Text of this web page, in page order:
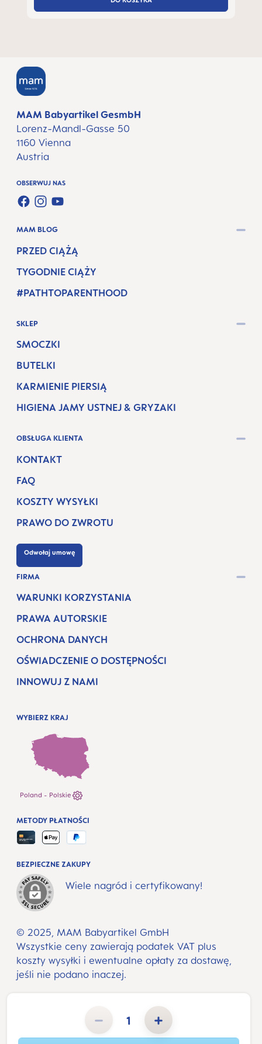
Ilość produktu: Wprowadź żądaną ilość lub użyj przycisków, aby zwiększyć lub zmniejszyć ilość.
MAM Babyartikel GesmbH
Lorenz-Mandl-Gasse 50
1160 Vienna
Austria
OBSERWUJ NAS
FACEBOOK
INSTAGRAM
YOUTUBE
MAM BLOG
PRZED CIĄŻĄ
TYGODNIE CIĄŻY
#PATHTOPARENTHOOD
SKLEP
SMOCZKI
BUTELKI
KARMIENIE PIERSIĄ
HIGIENA JAMY USTNEJ & GRYZAKI
OBSŁUGA KLIENTA
KONTAKT
FAQ
KOSZTY WYSYŁKI
PRAWO DO ZWROTU
Odwołaj umowę
FIRMA
WARUNKI KORZYSTANIA
PRAWA AUTORSKIE
OCHRONA DANYCH
OŚWIADCZENIE O DOSTĘPNOŚCI
INNOWUJ Z NAMI
WYBIERZ KRAJ
Poland - Polskie
© 2025, MAM Babyartikel GmbH
Wszystkie ceny zawierają podatek VAT plus
koszty wysyłki i ewentualne opłaty za dostawę,
jeśli nie podano inaczej.
BEZPIECZNE ZAKUPY
Wiele nagród i certyfikowany!
METODY PŁATNOŚCI